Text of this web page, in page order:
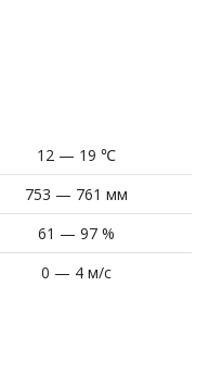
12 — 19 ℃
753 — 761 мм
61 — 97 %
0 — 4 м/с